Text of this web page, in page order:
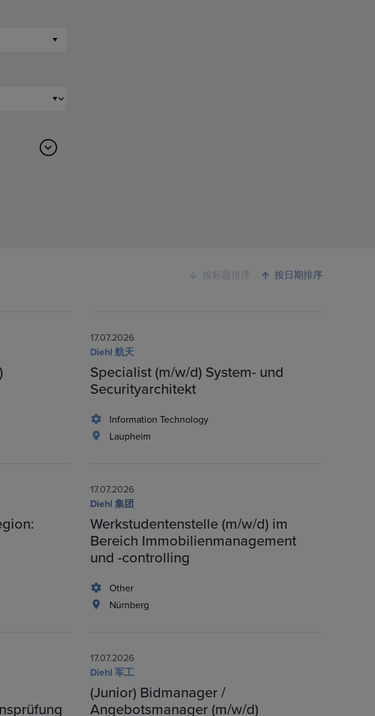
按标题排序 按日期排序
17.07.2026
Diehl 航天
Specialist (m/w/d) System- und
Securityarchitekt
Information Technology
Laupheim
17.07.2026
Diehl 集团
Werkstudentenstelle (m/w/d) im
Bereich Immobilienmanagement
und -controlling
Other
Nürnberg
17.07.2026
Diehl 军工
(Junior) Bidmanager /
Angebotsmanager (m/w/d)